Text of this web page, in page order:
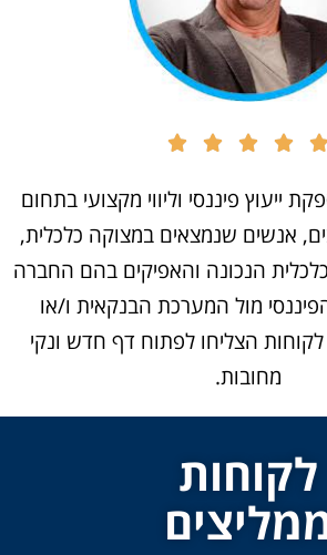
ייעוץ פיננסי וליווי מקצועי בתחום
אנשים שנמצאים במצוקה כלכלית,
הנכונה והאפיקים בהם החברה
מול המערכת הבנקאית ו/או
הצליחו לפתוח דף חדש ונקי
מחובות.
לקוחות